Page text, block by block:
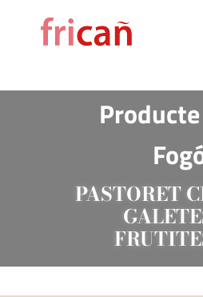
PASTORET